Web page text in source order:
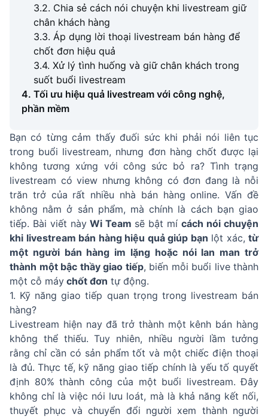
3.2. Chia sẻ cách nói chuyện khi livestream giữ
chân khách hàng
3.3. Áp dụng lời thoại livestream bán hàng để
chốt đơn hiệu quả
3.4. Xử lý tình huống và giữ chân khách trong
suốt buổi livestream
4. Tối ưu hiệu quả livestream với công nghệ,
phần mềm
Bạn có từng cảm thấy đuối sức khi phải nói liên tục
trong buổi livestream, nhưng đơn hàng chốt được lại
không tương xứng với công sức bỏ ra? Tình trạng
livestream có view nhưng không có đơn đang là nỗi
trăn trở của rất nhiều nhà bán hàng online. Vấn đề
không nằm ở sản phẩm, mà chính là cách bạn giao
tiếp. Bài viết này Wi Team sẽ bật mí cách nói chuyện
khi livestream bán hàng hiệu quả giúp bạn lột xác, từ
một người bán hàng im lặng hoặc nói lan man trở
thành một bậc thầy giao tiếp, biến mỗi buổi live thành
một cỗ máy chốt đơn tự động.
1. Kỹ năng giao tiếp quan trọng trong livestream bán
hàng?
Livestream hiện nay đã trở thành một kênh bán hàng
không thể thiếu. Tuy nhiên, nhiều người lầm tưởng
rằng chỉ cần có sản phẩm tốt và một chiếc điện thoại
là đủ. Thực tế, kỹ năng giao tiếp chính là yếu tố quyết
định 80% thành công của một buổi livestream. Đây
không chỉ là việc nói lưu loát, mà là khả năng kết nối,
thuyết phục và chuyển đổi người xem thành người